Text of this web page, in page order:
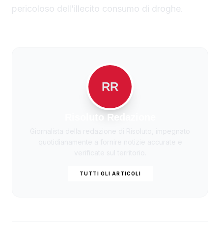
pericoloso dell’illecito consumo di droghe.
RR
Risoluto Redazione
TUTTI GLI ARTICOLI